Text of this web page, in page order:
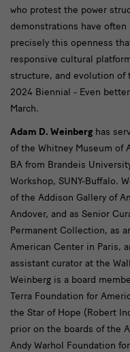
who protest the power
demonstrations have
precisely this openness
responsive cultural
structure, and evolution of
2024 Biennial - Even
March.
Adam D. Weinberg has
of the Whitney Museum of
BA from Brandeis
Workshop, SUNY-Buffalo.
of the Addison Gallery of
Andover, and as Senior
Permanent Collection, as
American Center in Paris,
assistant curator at the
Weinberg is a board
Terra Foundation for
the Star of Hope (Robert
prior on the boards of the
Andy Warhol Foundation